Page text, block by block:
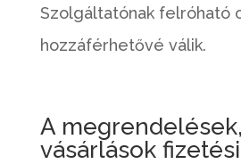
Szolgáltatónak felróható
hozzáférhetővé válik.
A megrendelések,
vásárlások